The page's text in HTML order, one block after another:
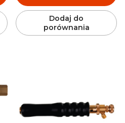
Dodaj do
porównania